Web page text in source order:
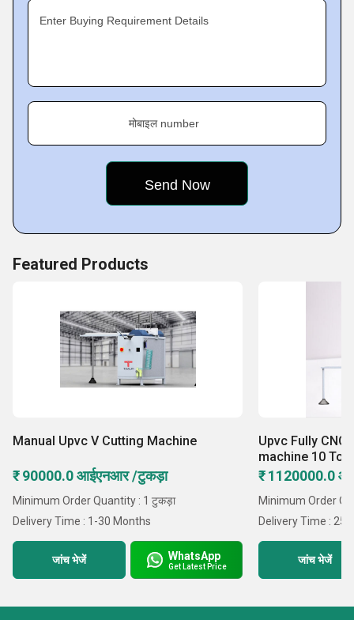
Enter Buying Requirement Details
मोबाइल number
Featured Products
Manual Upvc V Cutting Machine
₹ 90000.0 आईएनआर /टुकड़ा
Minimum Order Quantity : 1 टुकड़ा
Delivery Time : 1-30 Months
जांच भेजें WhatsApp
Get Latest Price
Upvc Fully
machine 10
₹ 1120000.0
Minimum Order
Delivery Time : 25
जांच भेजें